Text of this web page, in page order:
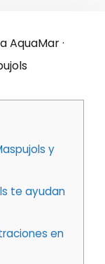
AquaMar ·
y
te ayudan
en